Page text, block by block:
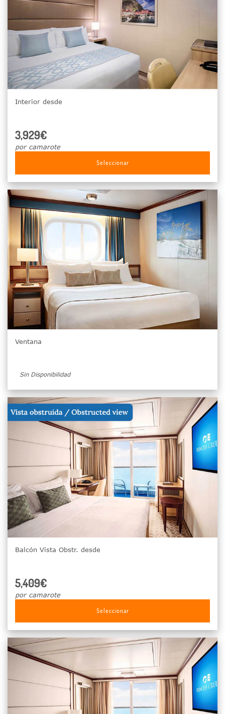
Interior desde
3,929€
por camarote
Seleccionar
Ventana
Sin Disponibilidad
Balcón Vista Obstr. desde
5,409€
por camarote
Seleccionar